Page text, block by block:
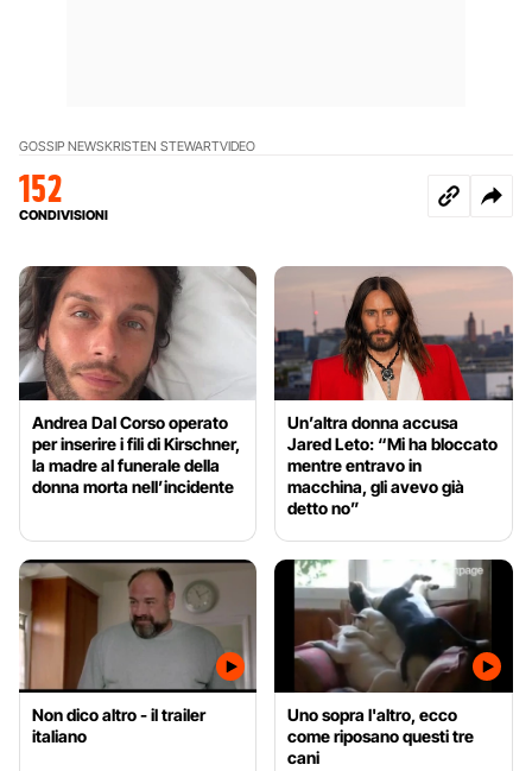
GOSSIP NEWSKRISTEN STEWARTVIDEO
152
CONDIVISIONI
Andrea Dal Corso operato
per inserire i fili di Kirschner,
la madre al funerale della
donna morta nell’incidente
Un’altra donna accusa
Jared Leto: “Mi ha bloccato
mentre entravo in
macchina, gli avevo già
detto no”
Non dico altro - il trailer
italiano
Uno sopra l'altro, ecco
come riposano questi tre
cani